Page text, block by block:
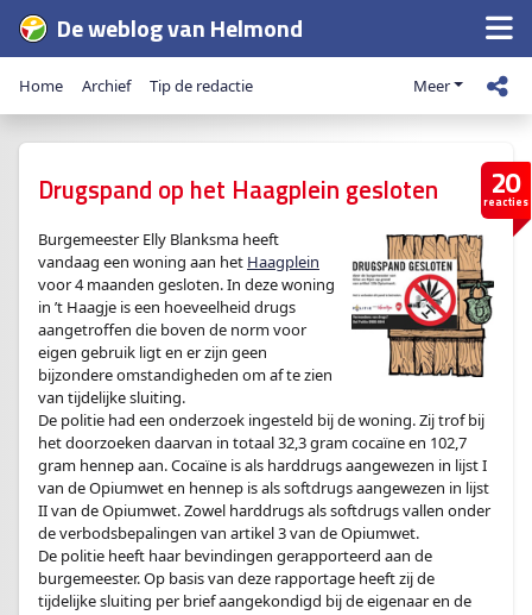
De weblog van Helmond
Home Archief Tip de redactie Meer
20
reacties
Drugspand op het Haagplein gesloten
Burgemeester Elly Blanksma heeft
vandaag een woning aan het Haagplein
voor 4 maanden gesloten. In deze woning
in ’t Haagje is een hoeveelheid drugs
aangetroffen die boven de norm voor
eigen gebruik ligt en er zijn geen
bijzondere omstandigheden om af te zien
van tijdelijke sluiting.
De politie had een onderzoek ingesteld bij de woning. Zij trof bij
het doorzoeken daarvan in totaal 32,3 gram cocaïne en 102,7
gram hennep aan. Cocaïne is als harddrugs aangewezen in lijst I
van de Opiumwet en hennep is als softdrugs aangewezen in lijst
II van de Opiumwet. Zowel harddrugs als softdrugs vallen onder
de verbodsbepalingen van artikel 3 van de Opiumwet.
De politie heeft haar bevindingen gerapporteerd aan de
burgemeester. Op basis van deze rapportage heeft zij de
tijdelijke sluiting per brief aangekondigd bij de eigenaar en de